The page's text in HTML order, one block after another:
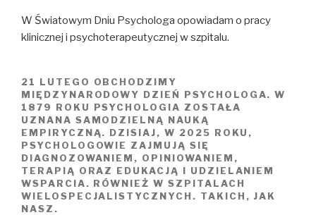
W Światowym Dniu Psychologa opowiadam o pracy
klinicznej i psychoterapeutycznej w szpitalu.
21 LUTEGO OBCHODZIMY
MIĘDZYNARODOWY DZIEŃ PSYCHOLOGA. W
1879 ROKU PSYCHOLOGIA ZOSTAŁA
UZNANA SAMODZIELNĄ NAUKĄ
EMPIRYCZNĄ. DZISIAJ, W 2025 ROKU,
PSYCHOLOGOWIE ZAJMUJĄ SIĘ
DIAGNOZOWANIEM, OPINIOWANIEM,
TERAPIĄ ORAZ EDUKACJĄ I UDZIELANIEM
WSPARCIA. RÓWNIEŻ W SZPITALACH
WIELOSPECJALISTYCZNYCH. TAKICH, JAK
NASZ.